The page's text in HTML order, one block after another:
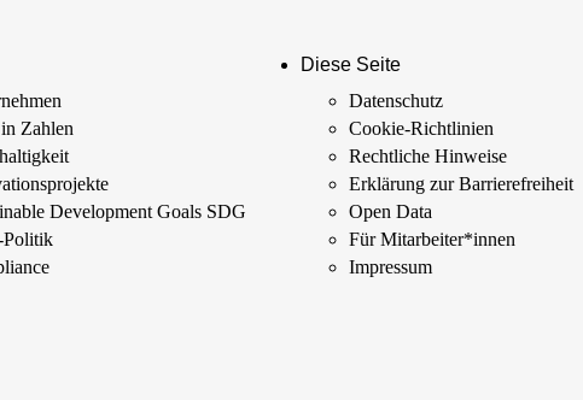
Zahlen
Development Goals SDG
Diese Seite
Datenschutz
Cookie-Richtlinien
Rechtliche Hinweise
Erklärung zur Barrierefreiheit
Open Data
Für Mitarbeiter­*innen
Impressum